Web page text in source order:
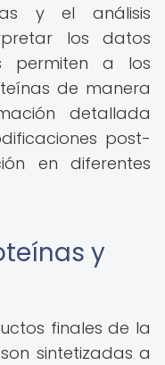
y el análisis
los datos
permiten a los
de manera
detallada
post-
en diferentes
y
finales de la
sintetizadas a